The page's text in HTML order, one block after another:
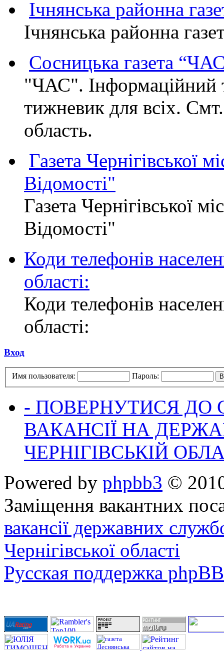
Ічнянська районна
Ічнянська районна
Сосницька газета
"ЧАС". Інформаційний
тижневик для всіх.
область.
Газета Чернігівської
Відомості"
Газета Чернігівської
Відомості"
Коди телефонів
області:
Коди телефонів
області:
Вход
Имя пользователя: Пароль:
- ПОВЕРНУТИСЯ ДО
ВАКАНСІЇ НА
ЧЕРНІГІВСЬКІЙ
Powered by phpbb3 ©
Заміщення вакантних
вакансії державних
Чернігівської області
Русская поддержка phpBB